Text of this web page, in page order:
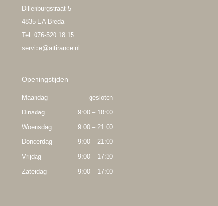
Dillenburgstraat 5
4835 EA Breda
Tel: 076-520 18 15
service@attirance.nl
Openingstijden
Maandag
gesloten
Dinsdag
9:00 – 18:00
Woensdag
9:00 – 21:00
Donderdag
9:00 – 21:00
Vrijdag 9:00 – 17:30
Zaterdag 9:00 – 17:00